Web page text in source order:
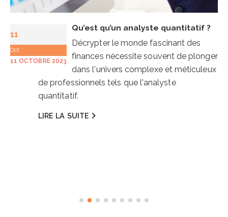
11
Oct
11 OCTOBRE 2023
Qu’est qu’un analyste quantitatif ?
Décrypter le monde fascinant des
finances nécessite souvent de plonger
dans l'univers complexe et méticuleux
de professionnels tels que l'analyste
quantitatif.
LIRE LA SUITE